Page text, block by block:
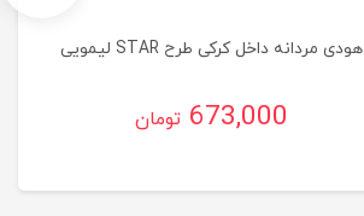
هودی مردانه داخل کرکی طرح STAR لیمویی
673,000 تومان